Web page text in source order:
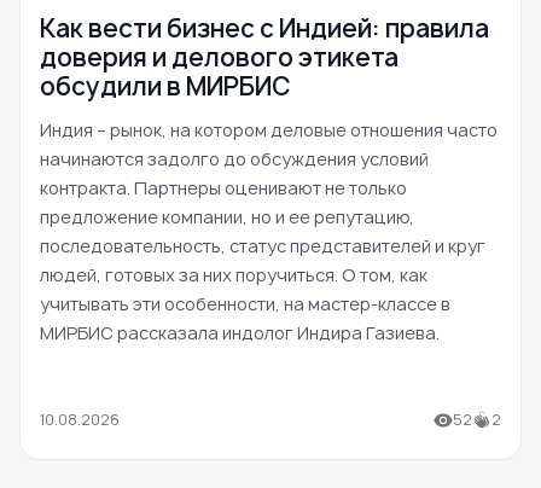
Как вести бизнес с Индией: правила
доверия и делового этикета
обсудили в МИРБИС
Индия – рынок, на котором деловые отношения часто
начинаются задолго до обсуждения условий
контракта. Партнеры оценивают не только
предложение компании, но и ее репутацию,
последовательность, статус представителей и круг
людей, готовых за них поручиться. О том, как
учитывать эти особенности, на мастер-классе в
МИРБИС рассказала индолог Индира Газиева.
10.08.2026 52 2